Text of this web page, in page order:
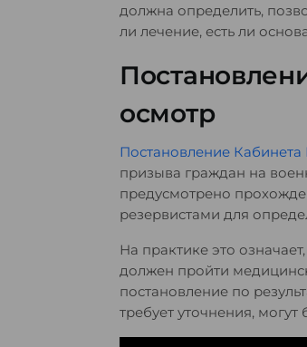
должна определить,
ли лечение, есть ли
осмотр
Постановление
призыва граждан на
предусмотрено
резервистами для
На практике это
должен пройти
постановление по
требует уточнения,